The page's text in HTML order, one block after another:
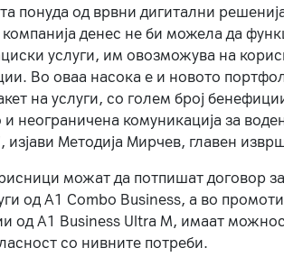
понуда од врвни дигитални
денес не би можела да
услуги, им овозможува на
Во оваа насока е и новото
на услуги, со голем број
неограничена комуникација за
изјави Методија Мирчев, главен
можат да потпишат договор
од A1 Combo Business, а во
од A1 Business Ultra M, имаат
со нивните потреби.